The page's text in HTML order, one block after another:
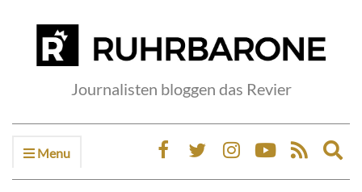
Journalisten bloggen das Revier
Menu